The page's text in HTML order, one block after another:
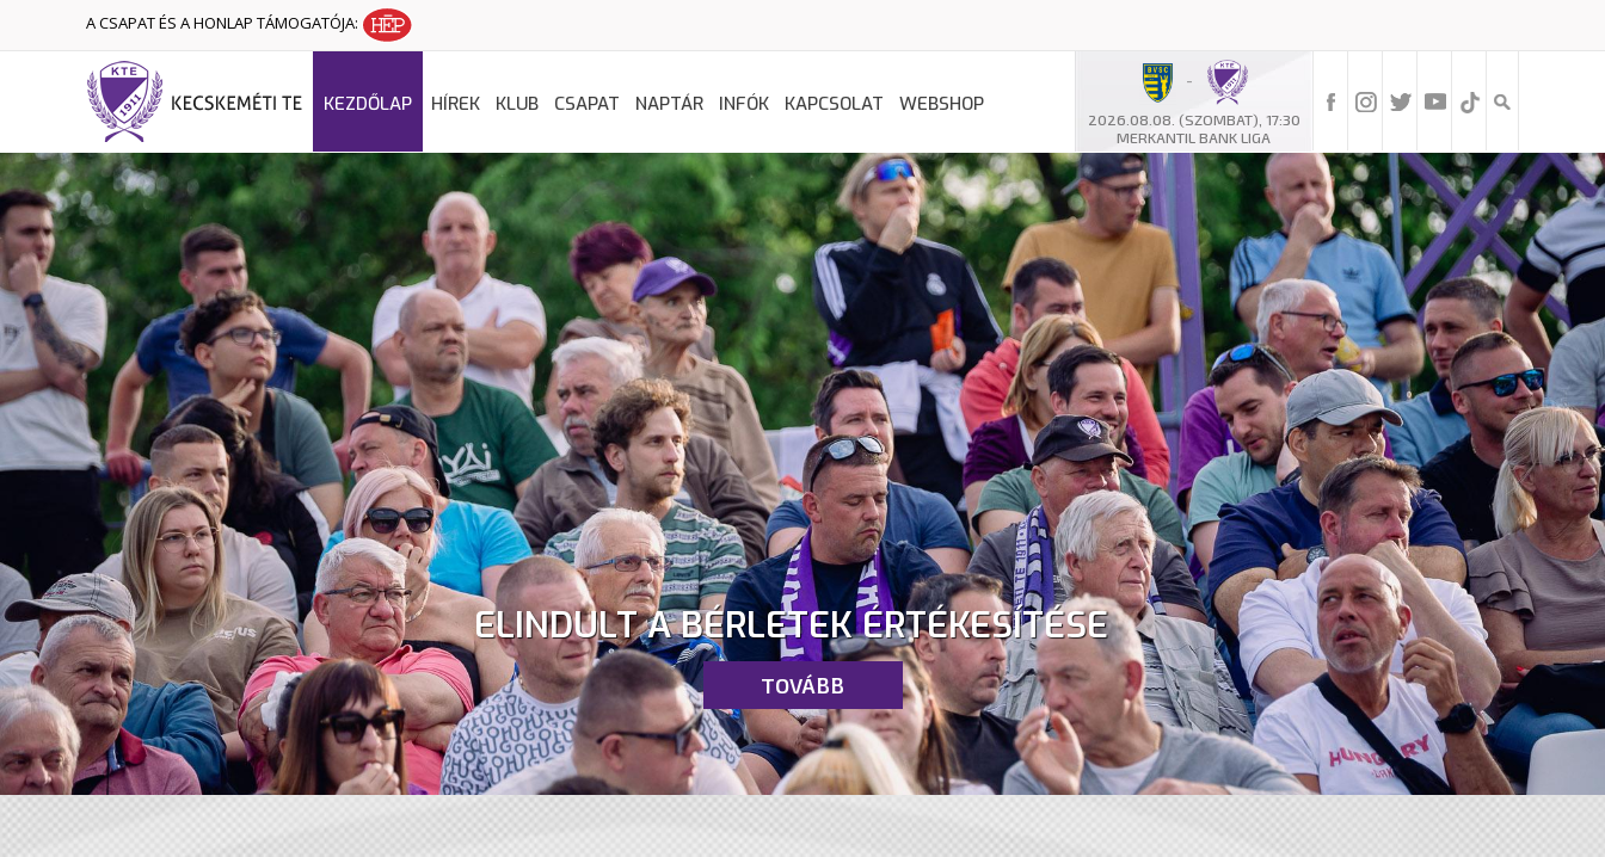
A CSAPAT ÉS A HONLAP TÁMOGATÓJA:
-
2026.08.08. (SZOMBAT), 17:30
MERKANTIL BANK LIGA
KEZDŐLAP HÍREK KLUB CSAPAT NAPTÁR INFÓK KAPCSOLAT WEBSHOP
ELINDULT A BÉRLETEK ÉRTÉKESÍTÉSE
TOVÁBB